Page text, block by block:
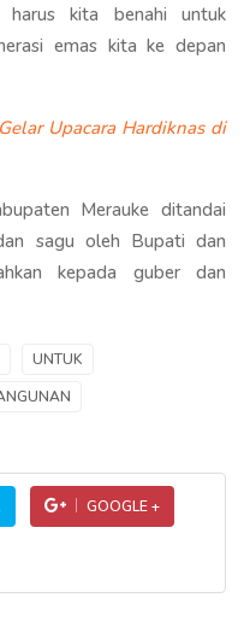
kita benahi untuk
emas kita ke depan
Upacara Hardiknas di
Merauke ditandai
sagu oleh Bupati dan
kepada guber dan
UNTUK
GOOGLE +